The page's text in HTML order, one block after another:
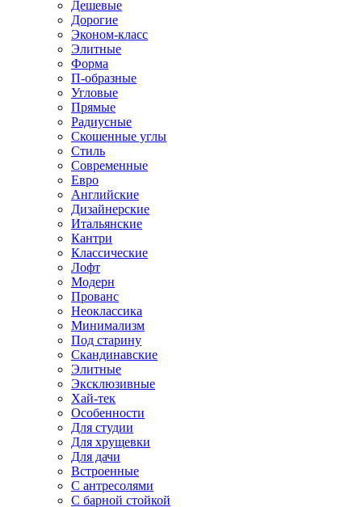
Дешевые
Дорогие
Эконом-класс
Элитные
Форма
П-образные
Угловые
Прямые
Радиусные
Скошенные углы
Стиль
Современные
Евро
Английские
Дизайнерские
Итальянские
Кантри
Классические
Лофт
Модерн
Прованс
Неоклассика
Минимализм
Под старину
Скандинавские
Элитные
Эксклюзивные
Хай-тек
Особенности
Для студии
Для хрущевки
Для дачи
Встроенные
С антресолями
С барной стойкой